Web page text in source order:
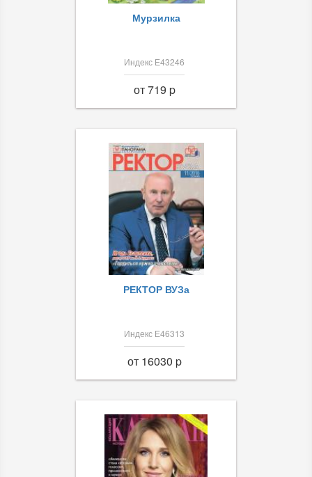
Мурзилка
Индекс Е43246
от 719 p
РЕКТОР ВУЗа
Индекс Е46313
от 16030 p